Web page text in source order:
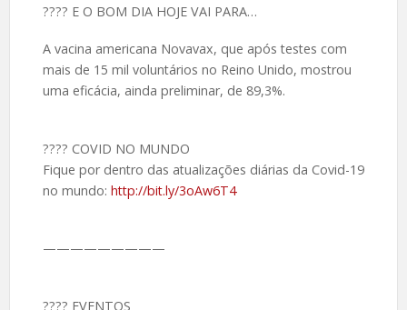
???? E O BOM DIA HOJE VAI PARA…
A vacina americana Novavax, que após testes com
mais de 15 mil voluntários no Reino Unido, mostrou
uma eficácia, ainda preliminar, de 89,3%.
???? COVID NO MUNDO
Fique por dentro das atualizações diárias da Covid-19
no mundo: http://bit.ly/3oAw6T4
—————————
???? EVENTOS